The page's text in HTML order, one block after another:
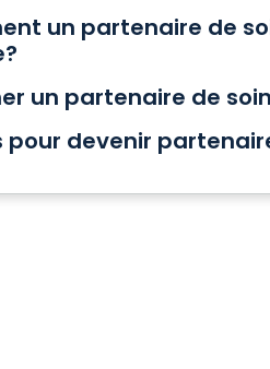
un partenaire de
un partenaire de
pour devenir